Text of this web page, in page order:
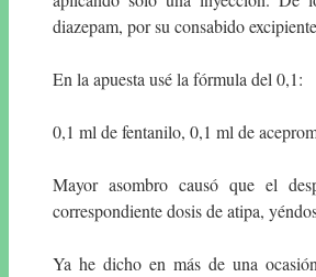
diazepam, por su consabido
En la apuesta usé la fórmula del 0,1:
0,1 ml de fentanilo, 0,1 ml de
Mayor asombro causó que el
correspondiente dosis de atipa,
Ya he dicho en más de una